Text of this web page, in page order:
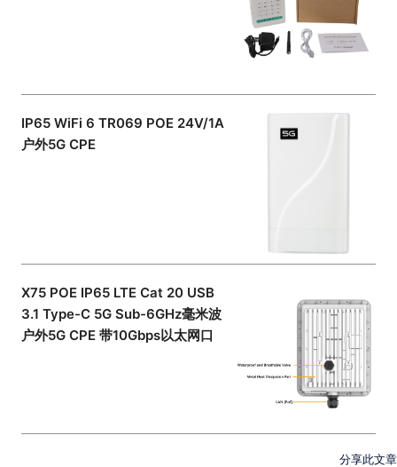
IP65 WiFi 6 TR069 POE 24V/1A
户外5G CPE
X75 POE IP65 LTE Cat 20 USB
3.1 Type-C 5G Sub-6GHz毫米波
户外5G CPE 带10Gbps以太网口
分享此文章